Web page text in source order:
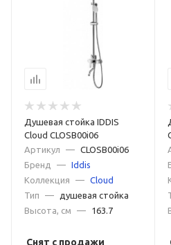
Душевая стойка IDDIS
Cloud CLOSB00i06
Артикул
— CLOSB00i06
Бренд
— Iddis
Коллекция
— Cloud
Тип
—
душевая стойка
Высота, см
— 163.7
Снят с продажи